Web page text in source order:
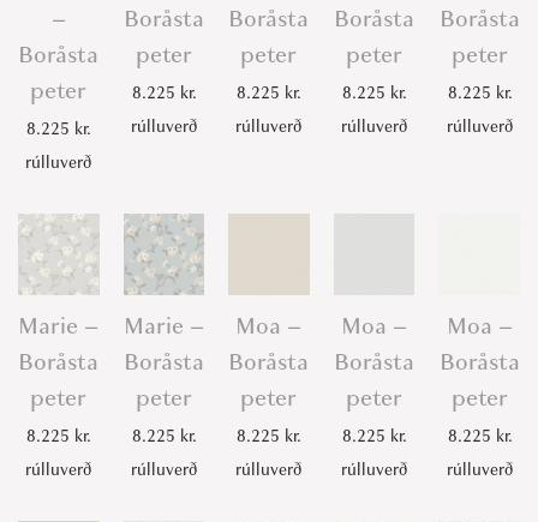
–
Boråsta
peter
8.225 kr.
rúlluverð
Boråsta
peter
8.225 kr.
rúlluverð
Boråsta
peter
8.225 kr.
rúlluverð
Boråsta
peter
8.225 kr.
rúlluverð
Boråsta
peter
8.225 kr.
rúlluverð
Marie –
Boråsta
peter
8.225 kr.
rúlluverð
Marie –
Boråsta
peter
8.225 kr.
rúlluverð
Moa –
Boråsta
peter
8.225 kr.
rúlluverð
Moa –
Boråsta
peter
8.225 kr.
rúlluverð
Moa –
Boråsta
peter
8.225 kr.
rúlluverð